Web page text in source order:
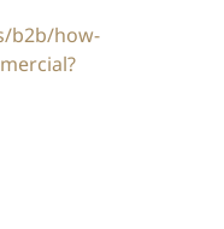
b2b/how-